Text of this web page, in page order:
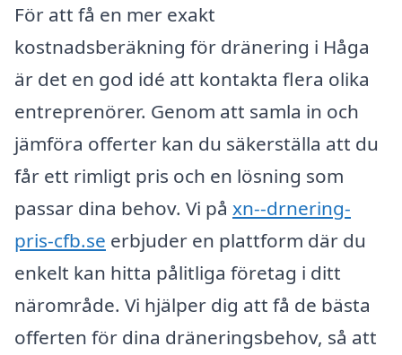
För att få en mer exakt
kostnadsberäkning för dränering i Håga
är det en god idé att kontakta flera olika
entreprenörer. Genom att samla in och
jämföra offerter kan du säkerställa att du
får ett rimligt pris och en lösning som
passar dina behov. Vi på xn--drnering-
pris-cfb.se erbjuder en plattform där du
enkelt kan hitta pålitliga företag i ditt
närområde. Vi hjälper dig att få de bästa
offerten för dina dräneringsbehov, så att